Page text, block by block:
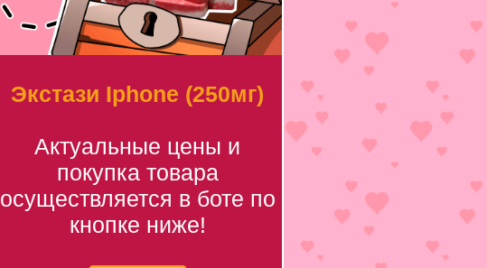
Экстази Iphone (250мг)
Актуальные цены и
покупка товара
осуществляется в боте по
кнопке ниже!